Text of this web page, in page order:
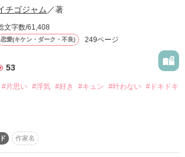
動画あり コミックあり
…なにより
チゴジャム／著
文字数/61,408
恋愛(キケン・ダーク・不良) 249ページ
53
#片思い #浮気 #好き #キュン #叶わない #ドキドキ
みました！
作家名